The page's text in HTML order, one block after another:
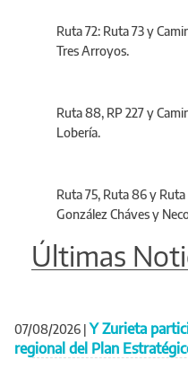
Ruta 72: Ruta 73 y
Tres Arroyos.
Ruta 88, RP 227 y
Lobería.
Ruta 75, Ruta 86 y
González Cháves y
Últimas
07/08/2026 | Y Zurieta
regional del Plan